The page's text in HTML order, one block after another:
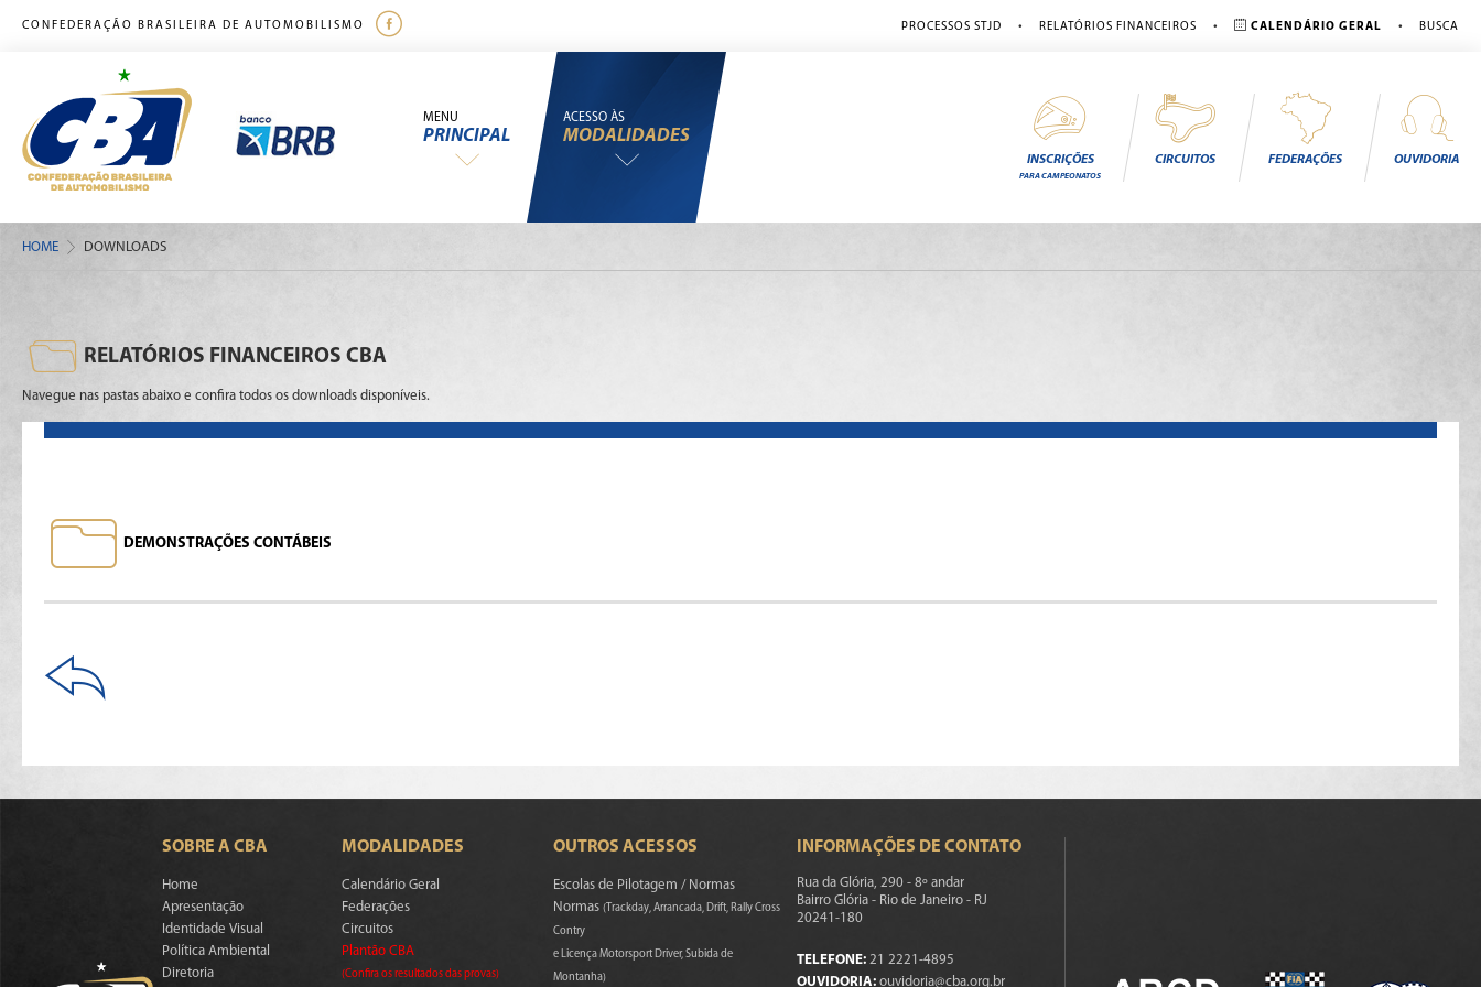
CONFEDERAÇÃO BRASILEIRA DE AUTOMOBILISMO PROCESSOS STJD • RELATÓRIOS FINANCEIROS • CALENDÁRIO GERAL • BUSCA
MENU
PRINCIPAL
ACESSO ÀS
MODALIDADES
INSCRIÇÕES
PARA CAMPEONATOS
CIRCUITOS FEDERAÇÕES OUVIDORIA
HOME DOWNLOADS
RELATÓRIOS FINANCEIROS CBA
Navegue nas pastas abaixo e confira todos os downloads disponíveis.
DEMONSTRAÇÕES CONTÁBEIS
SOBRE A CBA
Home
Apresentação
Identidade Visual
Política Ambiental
Diretoria
MODALIDADES
Calendário Geral
Federações
Circuitos
Plantão CBA
(Confira os resultados das provas)
OUTROS ACESSOS
Escolas de Pilotagem / Normas
Normas(Trackday, Arrancada, Drift, Rally Cross
Contry
e Licença Motorsport Driver, Subida de
Montanha)
INFORMAÇÕES DE CONTATO
Rua da Glória, 290 - 8º andar
Bairro Glória - Rio de Janeiro - RJ
20241-180
TELEFONE: 21 2221-4895
OUVIDORIA: ouvidoria@cba.org.br